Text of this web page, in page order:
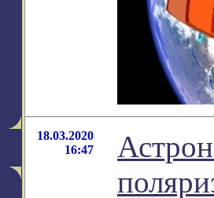
18.03.2020
16:47